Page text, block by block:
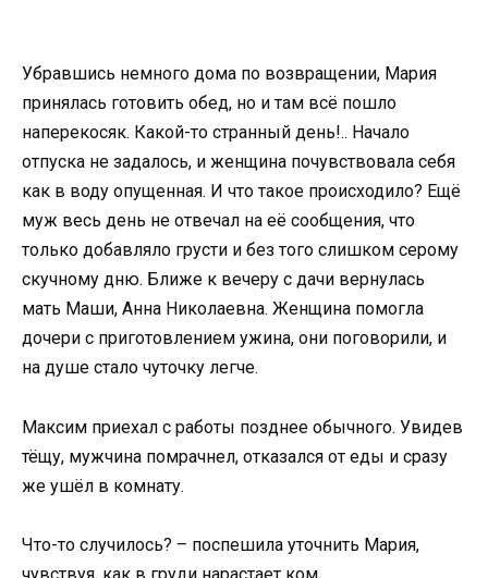
Убравшись немного дома по возвращении, Мария
принялась готовить обед, но и там всё пошло
наперекосяк. Какой-то странный день!.. Начало
отпуска не задалось, и женщина почувствовала себя
как в воду опущенная. И что такое происходило? Ещё
муж весь день не отвечал на её сообщения, что
только добавляло грусти и без того слишком серому
скучному дню. Ближе к вечеру с дачи вернулась
мать Маши, Анна Николаевна. Женщина помогла
дочери с приготовлением ужина, они поговорили, и
на душе стало чуточку легче.
Максим приехал с работы позднее обычного. Увидев
тёщу, мужчина помрачнел, отказался от еды и сразу
же ушёл в комнату.
Что-то случилось? – поспешила уточнить Мария,